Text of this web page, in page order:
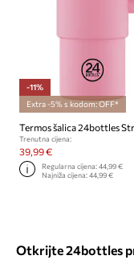
-11%
Extra -5% s kodom: OFF*
Trenutna cijena:
39,99 €
Regularna cijena:44,99 €
Najniža cijena:44,99 €
Otkrijte 24bottles